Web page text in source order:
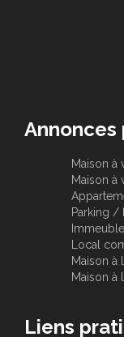
Annonces
Maison à
Maison à
Parking /
Local
Maison à
Maison à
Liens